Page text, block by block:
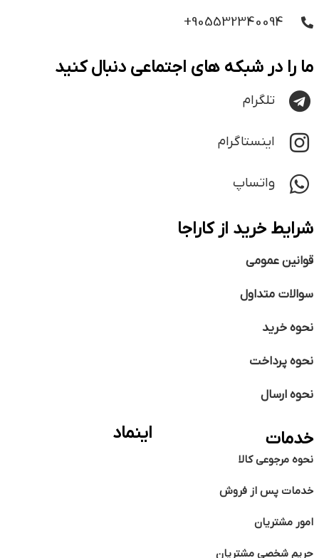
905532340094+
ما را در شبکه های اجتماعی دنبال کنید
تلگرام
اینستاگرام
واتساپ
شرایط خرید از کاراجا
قوانین عمومی
سوالات متداول
نحوه خرید
نحوه پرداخت
نحوه ارسال
خدمات
نحوه مرجوعی کالا
خدمات پس از فروش
امور مشتریان
حریم شخصی مشتریان
اینماد